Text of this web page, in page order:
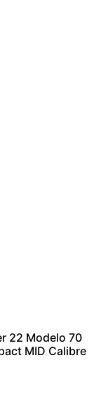
22 Modelo 70
MID Calibre